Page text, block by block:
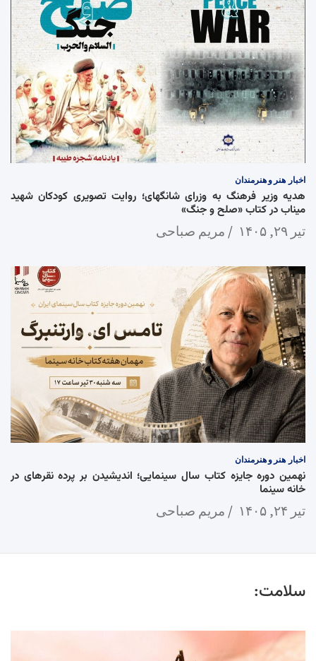
اخبار هنر و هنرمندان
هدیه وزیر فرهنگ به وزرای شانگهای؛ روایت تصویری کودکان شهید
میناب در کتاب «صلح و جنگ»
تیر ۲۹, ۱۴۰۵ مریم صباحی
اخبار هنر و هنرمندان
نهمین دوره جایزه کتاب سال سینمایی؛ اندیشیدن بر پرده نقرهای در
خانه سینما
تیر ۲۴, ۱۴۰۵ مریم صباحی
سلامت: